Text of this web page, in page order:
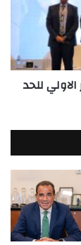
للحد